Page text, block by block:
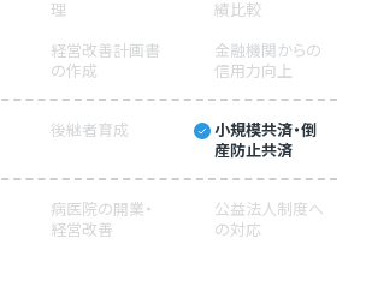
理
績比較
経営改善計画書
の作成
金融機関からの
信用力向上
後継者育成
小規模共済・倒
産防止共済
病医院の開業・
経営改善
公益法人制度へ
の対応